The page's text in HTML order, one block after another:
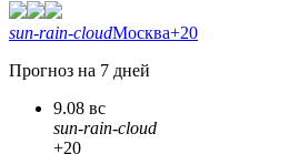
sun-rain-cloudМосква+20
Прогноз на 7 дней
9.08 вс
sun-rain-cloud
+20